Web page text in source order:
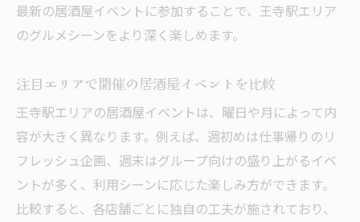
最新の居酒屋イベントに参加することで、王寺駅エリア
のグルメシーンをより深く楽しめます。
注目エリアで開催の居酒屋イベントを比較
王寺駅エリアの居酒屋イベントは、曜日や月によって内
容が大きく異なります。例えば、週初めは仕事帰りのリ
フレッシュ企画、週末はグループ向けの盛り上がるイベ
ントが多く、利用シーンに応じた楽しみ方ができます。
比較すると、各店舗ごとに独自の工夫が施されており、